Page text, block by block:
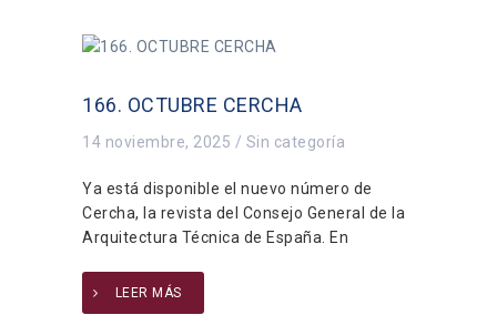
166. OCTUBRE CERCHA
14 noviembre, 2025 / Sin categoría
Ya está disponible el nuevo número de
Cercha, la revista del Consejo General de la
Arquitectura Técnica de España. En
LEER MÁS